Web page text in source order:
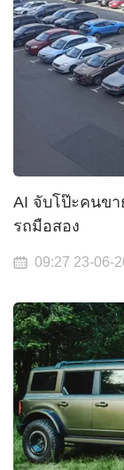
AI จับโป๊ะคนขา
รถมือสอง
09:27 23-06-